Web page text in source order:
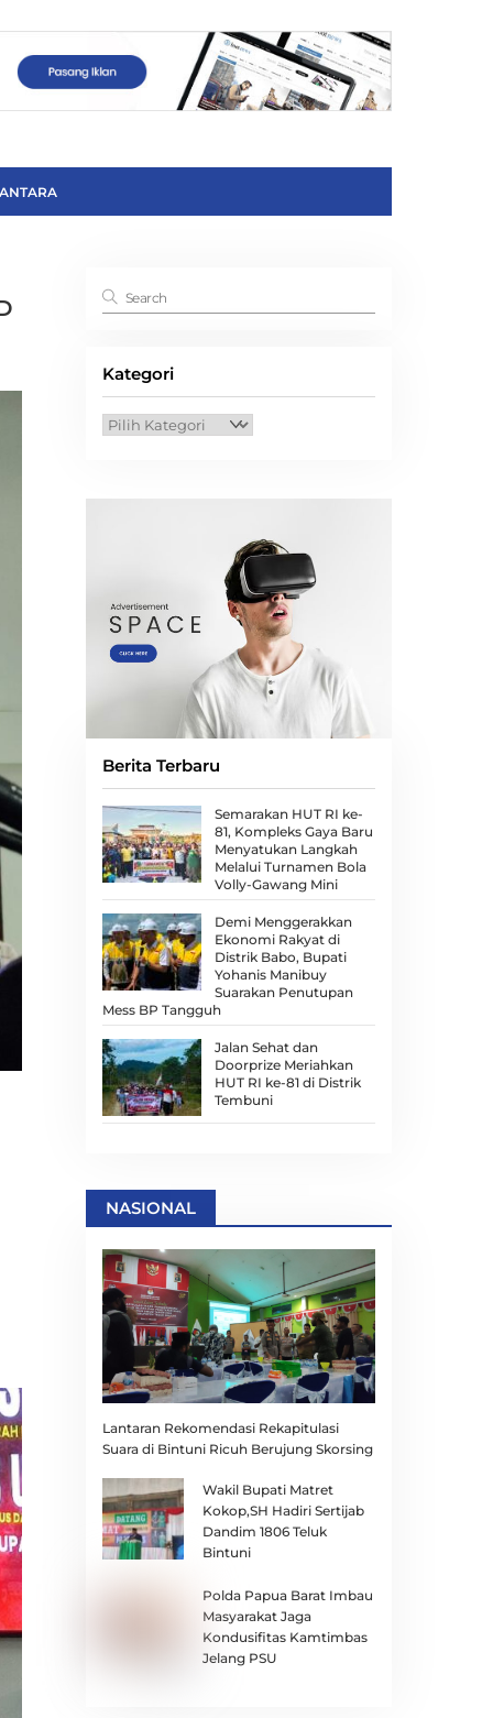
Kategori
Kategori
Berita Terbaru
Semarakan HUT RI ke-
81, Kompleks Gaya Baru
Menyatukan Langkah
Melalui Turnamen Bola
Volly-Gawang Mini
Demi Menggerakkan
Ekonomi Rakyat di
Distrik Babo, Bupati
Yohanis Manibuy
Suarakan Penutupan
Mess BP Tangguh
Jalan Sehat dan
Doorprize Meriahkan
HUT RI ke-81 di Distrik
Tembuni
NASIONAL
Lantaran Rekomendasi Rekapitulasi
Suara di Bintuni Ricuh Berujung Skorsing
Wakil Bupati Matret
Kokop,SH Hadiri Sertijab
Dandim 1806 Teluk
Bintuni
Polda Papua Barat Imbau
Masyarakat Jaga
Kondusifitas Kamtimbas
Jelang PSU